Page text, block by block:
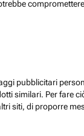
pubblicitari
similari. Per fare
siti, di proporre